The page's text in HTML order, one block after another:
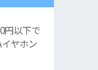
円以下で
ヤホン